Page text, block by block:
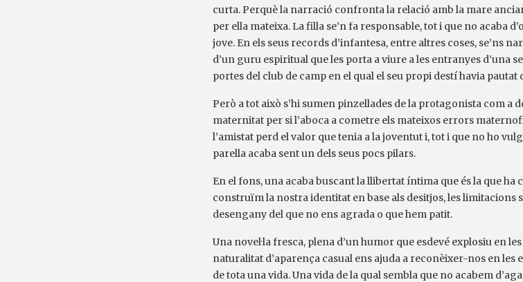
curta. Perquè la narració confronta la relació amb la mare
per ella mateixa. La filla se’n fa responsable, tot i que no acaba
jove. En els seus records d’infantesa, entre altres coses, se’ns
d’un guru espiritual que les porta a viure a les entranyes d’una
portes del club de camp en el qual el seu propi destí havia
Però a tot això s’hi sumen pinzellades de la protagonista com a
maternitat per si l’aboca a cometre els mateixos errors
l’amistat perd el valor que tenia a la joventut i, tot i que no ho
parella acaba sent un dels seus pocs pilars.
En el fons, una acaba buscant la llibertat íntima que és la que ha
construïm la nostra identitat en base als desitjos, les limitacions
desengany del que no ens agrada o que hem patit.
Una novel·la fresca, plena d’un humor que esdevé explosiu en
naturalitat d’aparença casual ens ajuda a reconèixer-nos en
de tota una vida. Una vida de la qual sembla que no acabem